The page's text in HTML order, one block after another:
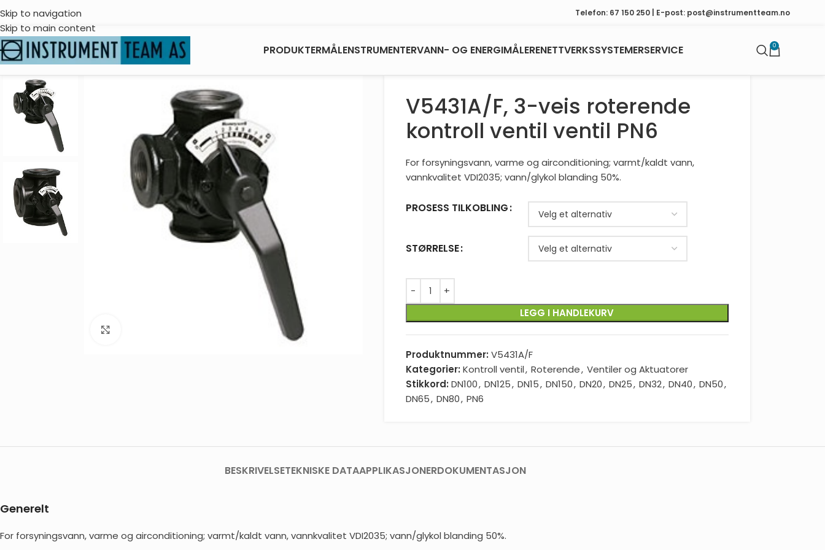
Skip to navigation
Skip to main content
Telefon: 67 150 250 | E-post: post@instrumentteam.no
PRODUKTERMÅLENSTRUMENTERVANN- OG ENERGIMÅLERENETTVERKSSYSTEMERSERVICE 0
V5431A/F, 3-veis roterende
kontroll ventil ventil PN6
For forsyningsvann, varme og airconditioning; varmt/kaldt vann,
vannkvalitet VDI2035; vann/glykol blanding 50%.
PROSESS TILKOBLING
STØRRELSE
LEGG I HANDLEKURV
Produktnummer: V5431A/F
Kategorier: Kontroll ventil, Roterende, Ventiler og Aktuatorer
Stikkord: DN100, DN125, DN15, DN150, DN20, DN25, DN32, DN40, DN50,
DN65, DN80, PN6
BESKRIVELSETEKNISKE DATAAPPLIKASJONERDOKUMENTASJON
Generelt
For forsyningsvann, varme og airconditioning; varmt/kaldt vann, vannkvalitet VDI2035; vann/glykol blanding 50%.